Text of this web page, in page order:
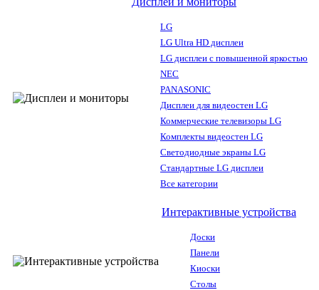
LG
LG Ultra HD дисплеи
LG дисплеи с повышенной яркостью
NEC
PANASONIC
Дисплеи для видеостен LG
Коммерческие телевизоры LG
Комплекты видеостен LG
Светодиодные экраны LG
Стандартные LG дисплеи
Все категории
Интерактивные устройства
Доски
Панели
Киоски
Столы